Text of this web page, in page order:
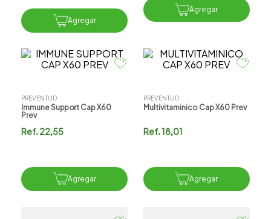
Agregar
Agregar
PREVENTUD
Immune Support Cap X60
Prev
Ref.22,55
Agregar
PREVENTUD
Multivitaminico Cap X60 Prev
Ref.18,01
Agregar